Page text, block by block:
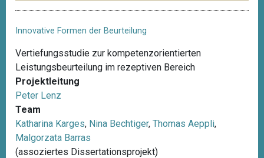
Innovative Formen der Beurteilung
Vertiefungsstudie zur kompetenzorientierten
Leistungsbeurteilung im rezeptiven Bereich
Projektleitung
Peter Lenz
Team
Katharina Karges, Nina Bechtiger, Thomas Aeppli,
Malgorzata Barras
(assoziertes Dissertationsprojekt)